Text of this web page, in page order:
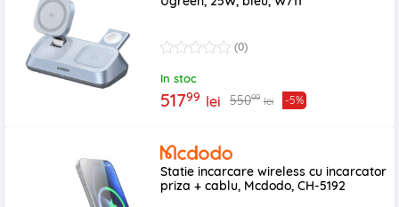
(0)
In stoc
51799 lei 55099 lei -5%
Statie incarcare wireless cu incarcator
priza + cablu, Mcdodo, CH-5192